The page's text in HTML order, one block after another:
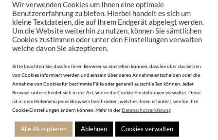
Impressum
AGB
Mediadaten
Wir verwenden Cookies um Ihnen eine optimale
Benutzererfahrung zu bieten. Hierbei handelt es sich um
kleine Textdateien, die auf Ihrem Endgerät abgelegt werden.
Um die Website weiterhin zu nutzen, können Sie sämtlichen
Cookies zustimmen oder unter den Einstellungen verwalten
welche davon Sie akzeptieren.
Bitte beachten Sie, dass Sie Ihren Browser so einstellen können, dass Sie über das Setzen
von Cookies informiert werden und einzeln über deren Annahme entscheiden oder die
Annahme von Cookies für bestimmte Fälle oder generell ausschließen können. Jeder
Browser unterscheidet sich in der Art, wie er die Cookie-Einstellungen verwaltet. Diese
ist in dem Hilfemenü jedes Browsers beschrieben, welches Ihnen erläutert, wie Sie Ihre
Cookie-Einstellungen ändern können. Mehr in derDatenschutzerklärung
Alle Akzeptieren Ablehnen Cookies verwalten